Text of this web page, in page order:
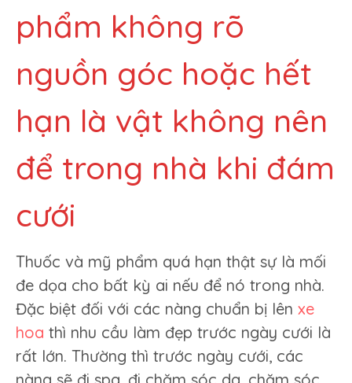
phẩm không rõ
nguồn góc hoặc hết
hạn là vật không nên
để trong nhà khi đám
cưới
Thuốc và mỹ phẩm quá hạn thật sự là mối
đe dọa cho bất kỳ ai nếu để nó trong nhà.
Đặc biệt đối với các nàng chuẩn bị lên xe
hoa thì nhu cầu làm đẹp trước ngày cưới là
rất lớn. Thường thì trước ngày cưới, các